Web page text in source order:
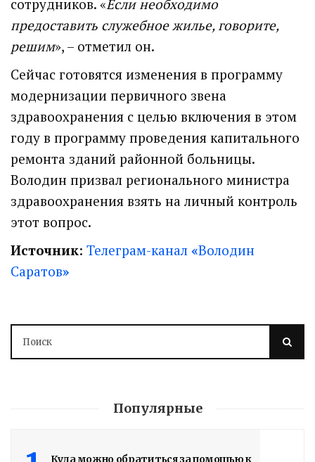
сотрудников. «Если необходимо
предоставить служебное жилье, говорите,
решим», – отметил он.
Сейчас готовятся изменения в программу
модернизации первичного звена
здравоохранения с целью включения в этом
году в программу проведения капитального
ремонта зданий районной больницы.
Володин призвал регионального министра
здравоохранения взять на личный контроль
этот вопрос.
Источник: Телеграм-канал «Володин
Саратов»
Популярные
Куда можно обратиться за помощью к
Володин о СПАСЕНИИ
здания колледжа
им. Яблочкова СГУ
Здание построено в 1900 году